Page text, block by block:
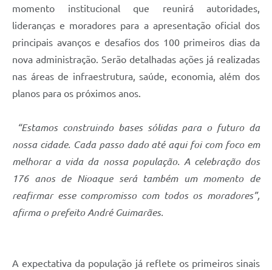
momento institucional que reunirá autoridades,
lideranças e moradores para a apresentação oficial dos
principais avanços e desafios dos 100 primeiros dias da
nova administração. Serão detalhadas ações já realizadas
nas áreas de infraestrutura, saúde, economia, além dos
planos para os próximos anos.
“Estamos construindo bases sólidas para o futuro da
nossa cidade. Cada passo dado até aqui foi com foco em
melhorar a vida da nossa população. A celebração dos
176 anos de Nioaque será também um momento de
reafirmar esse compromisso com todos os moradores”,
afirma o prefeito André Guimarães.
A expectativa da população já reflete os primeiros sinais